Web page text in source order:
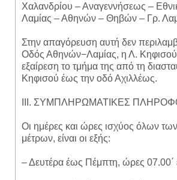
Χαλανδρίου – Αναγεννήσεως –
Λαμίας – Αθηνών – Θηβών – Γρ.
Στην απαγόρευση αυτή δεν
Οδός Αθηνών−Λαμίας, η Λ.
εξαίρεση το τμήμα της από τη
Κηφισού έως την οδό Αχιλλέως.
ΙΙΙ. ΣΥΜΠΛΗΡΩΜΑΤΙΚΕΣ
Οι ημέρες και ώρες ισχύος όλων
μέτρων, είναι οι εξής:
– Δευτέρα έως Πέμπτη, ώρες 07.00΄